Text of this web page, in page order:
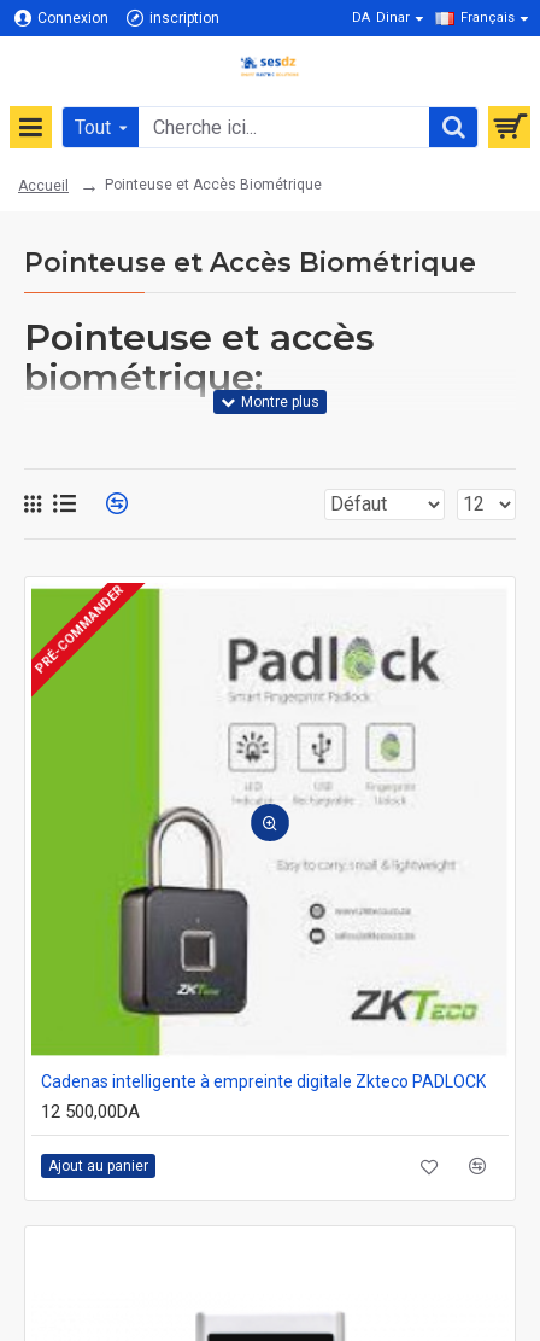
Connexion inscription DA Dinar Français
Tout
Accueil Pointeuse et Accès Biométrique
Pointeuse et Accès Biométrique
Pointeuse et accès
biométrique:
données de présence et d'horaires des employés. Ces dispositifs utilisent
des technologies biométriques telles que la reconnaissance faciale, la
pour identifier les employés et enregistrer leur heure d'arrivée et de
départ. Ils permettent également de gérer les congés, les absences et les
retards des employés de manière efficace et sécurisée. Ces dispositifs
sont souvent utilisés dans les entreprises pour assurer une gestion
précise et efficace du temps de travail des employés.
PRÉ-COMMANDER
Cadenas intelligente à empreinte digitale Zkteco PADLOCK
12 500,00DA
Ajout au panier